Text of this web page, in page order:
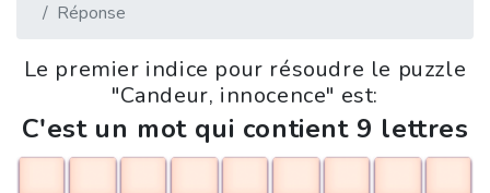
Réponse
Le premier indice pour résoudre le puzzle
"Candeur, innocence" est:
C'est un mot qui contient 9 lettres